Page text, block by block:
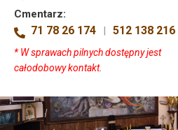
Cmentarz:
71 78 26 174 | 512 138 216
* W sprawach pilnych dostępny jest
całodobowy kontakt.